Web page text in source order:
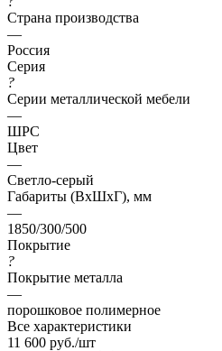
Страна производства
—
Россия
Серия
?
Серии металлической мебели
—
ШРС
Цвет
—
Светло-серый
Габариты (ВхШхГ), мм
—
1850/300/500
Покрытие
?
Покрытие металла
—
порошковое полимерное
Все характеристики
11 600 руб./шт